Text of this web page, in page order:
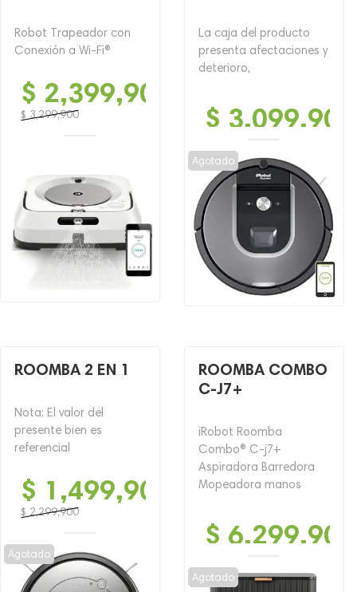
Robot Trapeador con
Conexión a Wi-Fi®
$ 3,299,900
era:
$ 3,299,900.
$ 2,399,900
$ 2,399,900.
La caja del producto
presenta afectaciones y
deterioro,
$ 3,099,900
Agotado
ROOMBA 2 EN 1
Nota: El valor del
presente bien es
referencial
$ 2,299,900
precio
original
era:
$ 1,499,900
precio
actual
es:
Agotado
ROOMBA COMBO
C-J7+
iRobot Roomba
Combo® C-j7+
Aspiradora Barredora
Mopeadora manos
$ 6,299,900
Agotado